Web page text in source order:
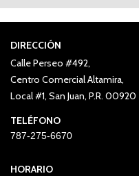
DIRECCIÓN
Calle Perseo #492,
Centro Comercial Altamira,
Local #1, San Juan, P.R. 00920
TELÉFONO
787-275-6670
HORARIO